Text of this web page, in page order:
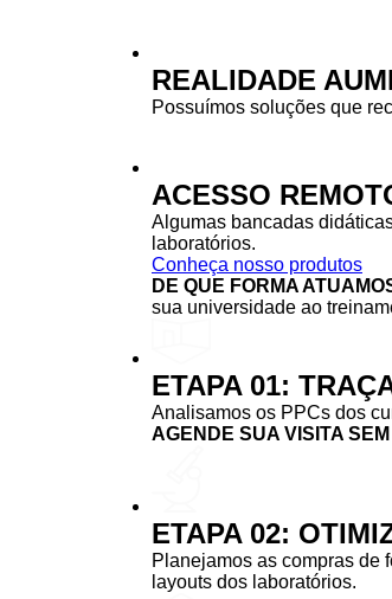
REALIDADE
Possuímos soluções que
ACESSO
Algumas bancadas
laboratórios.
Conheça nosso produtos
DE QUE FORMA
sua universidade ao
ETAPA 01:
Analisamos os PPCs dos
AGENDE SUA VISITA
ETAPA 02:
Planejamos as compras de
layouts dos laboratórios.